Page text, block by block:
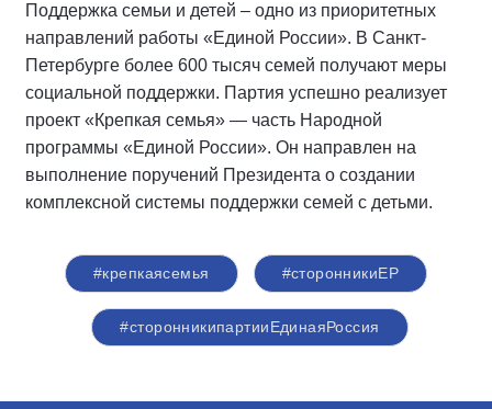
Поддержка семьи и детей – одно из приоритетных
направлений работы «Единой России». В Санкт-
Петербурге более 600 тысяч семей получают меры
социальной поддержки. Партия успешно реализует
проект «Крепкая семья» — часть Народной
программы «Единой России». Он направлен на
выполнение поручений Президента о создании
комплексной системы поддержки семей с детьми.
#крепкаясемья #сторонникиЕР
#сторонникипартииЕдинаяРоссия